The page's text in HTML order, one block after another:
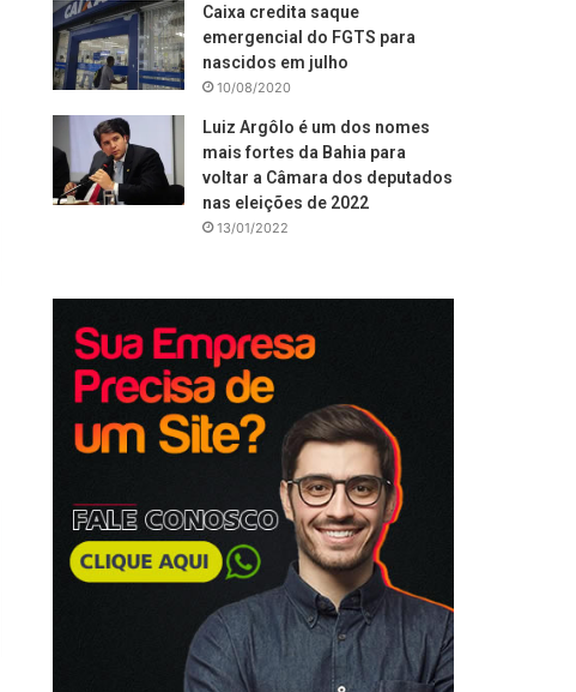
Caixa credita saque
emergencial do FGTS para
nascidos em julho
10/08/2020
Luiz Argôlo é um dos nomes
mais fortes da Bahia para
voltar a Câmara dos deputados
nas eleições de 2022
13/01/2022